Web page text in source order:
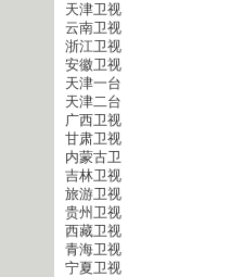
天津卫视
云南卫视
浙江卫视
安徽卫视
天津一台
天津二台
广西卫视
甘肃卫视
内蒙古卫
吉林卫视
旅游卫视
贵州卫视
西藏卫视
青海卫视
宁夏卫视